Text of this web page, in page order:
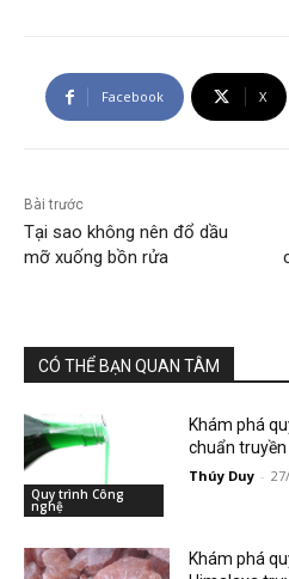
Facebook X
Bài trước
Tại sao không nên đổ dầu
mỡ xuống bồn rửa
CÓ THỂ BẠN QUAN TÂM
Quy trình Công
nghệ
Khám phá
chuẩn
Thúy Duy -
Khám phá